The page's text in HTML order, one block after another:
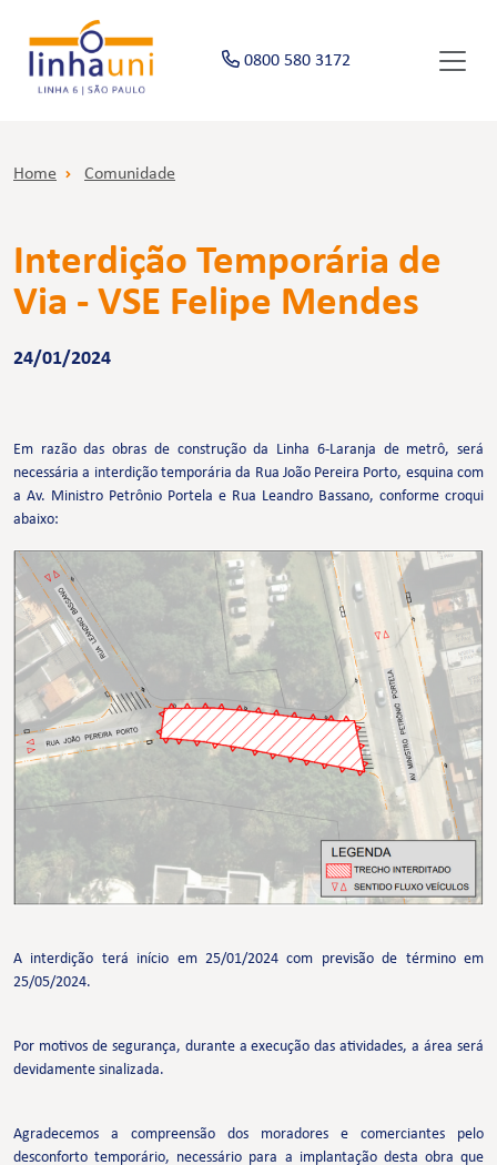
0800 580 3172
Home Comunidade
Interdição Temporária de
Via - VSE Felipe Mendes
24/01/2024
Em razão das obras de construção da Linha 6-Laranja de metrô, será
necessária a interdição temporária da Rua João Pereira Porto, esquina com
a Av. Ministro Petrônio Portela e Rua Leandro Bassano, conforme croqui
abaixo:
A interdição terá início em 25/01/2024 com previsão de término em
25/05/2024.
Por motivos de segurança, durante a execução das atividades, a área será
devidamente sinalizada.
Agradecemos a compreensão dos moradores e comerciantes pelo
desconforto temporário, necessário para a implantação desta obra que